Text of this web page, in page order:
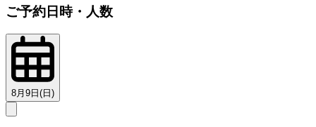
ご予約日時・人数
8月9日(日)